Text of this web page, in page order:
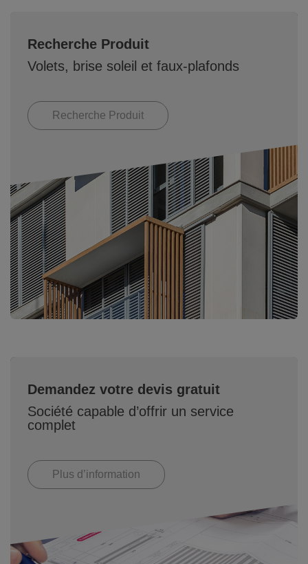
Recherche Produit
Volets, brise soleil et faux-plafonds
Recherche Produit
Demandez votre devis gratuit
Société capable d’offrir un service
complet
Plus d’information